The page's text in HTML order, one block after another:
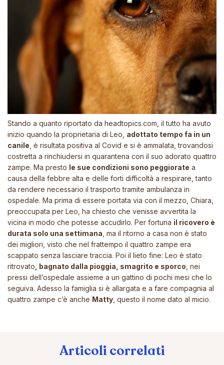
Stando a quanto riportato da headtopics.com , il tutto ha avuto
inizio quando la proprietaria di Leo, adottato tempo fa in un
canile , è risultata positiva al Covid e si è ammalata, trovandosi
costretta a rinchiudersi in quarantena con il suo adorato quattro
zampe. Ma presto le sue condizioni sono peggiorate a
causa della febbre alta e delle forti difficoltà a respirare, tanto
da rendere necessario il trasporto tramite ambulanza in
ospedale. Ma prima di essere portata via con il mezzo, Chiara,
preoccupata per Leo, ha chiesto che venisse avvertita la
vicina in modo che potesse accudirlo. Per fortuna il ricovero è
durata solo una settimana , ma il ritorno a casa non è stato
dei migliori, visto che nel frattempo il quattro zampe era
scappato senza lasciare traccia. Poi il lieto fine: Leo è stato
ritrovato , bagnato dalla pioggia, smagrito e sporco , nei
pressi dell’ospedale assieme a un gattino di pochi mesi che lo
seguiva. Adesso la famiglia si è allargata e a fare compagnia al
quattro zampe c’è anche Matty , questo il nome dato al micio.
Articoli correlati